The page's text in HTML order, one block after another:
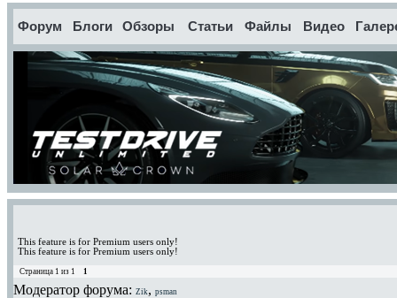
Форум Блоги Обзоры Статьи Файлы Видео
This feature is for Premium users only!
This feature is for Premium users only!
Страница 1 из 1 1
Модератор форума: Zik, psman